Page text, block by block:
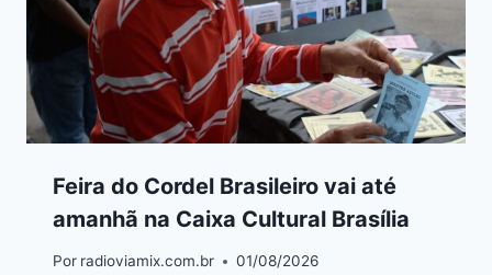
Feira do Cordel Brasileiro vai até
amanhã na Caixa Cultural Brasília
Por radioviamix.com.br 01/08/2026